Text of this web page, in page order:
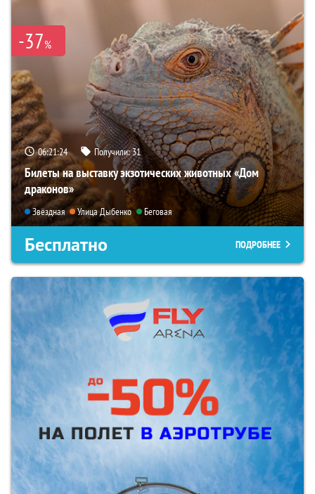
-37%
06:21:23 Получили:31
Билеты на выставку экзотических животных «Дом
драконов»
Звёздная Улица Дыбенко Беговая
Бесплатно ПОДРОБНЕЕ